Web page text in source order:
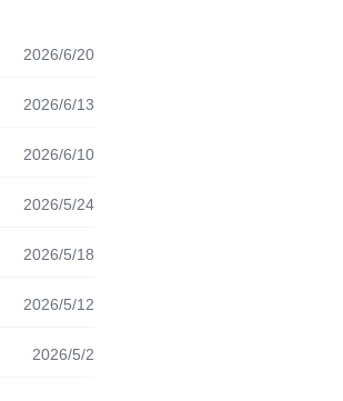
2026/6/20
2026/6/13
2026/6/10
2026/5/24
2026/5/18
2026/5/12
2026/5/2